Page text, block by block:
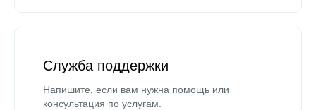
Служба поддержки
Напишите, если вам нужна помощь или
консультация по услугам.